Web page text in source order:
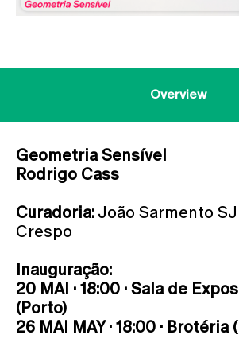
Overview
Geometria Sensível
Rodrigo Cass
Curadoria: João Sarmento
Crespo
Inauguração:
20 MAI · 18:00 · Sala de
(Porto)
26 MAI MAY · 18:00 · Brotéria